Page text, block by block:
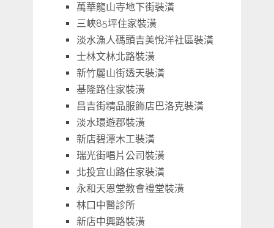
萬華龍山寺地下街裝潢
三峽85坪住家裝潢
淡水漁人碼頭吉美悅洋社區裝潢
士林文林北路裝潢
新竹麗山街透天裝潢
基隆路住家裝潢
昌吉街精品服飾店巴洛克裝潢
淡水環遊郡裝潢
新店碧潭木工裝潢
瑞光街唱片公司裝潢
北投宜山路住家裝潢
永和天恩堂教會禮堂裝潢
林口中醫診所
新店中興路裝潢